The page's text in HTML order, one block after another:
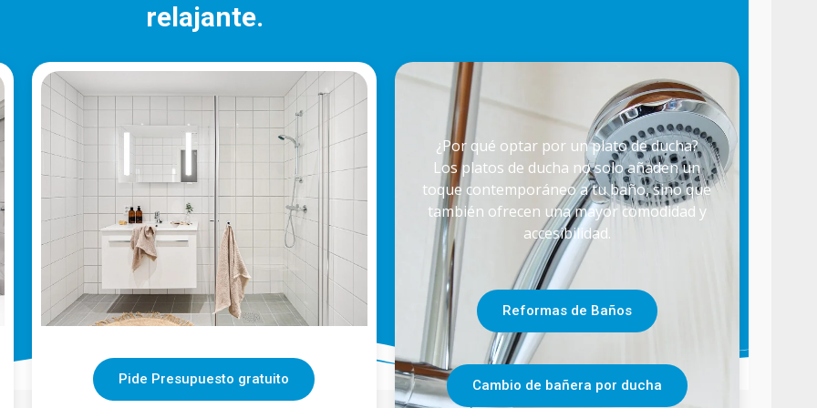
relajante.
Pide Presupuesto gratuito
¿Por qué optar por un plato de ducha?
Los platos de ducha no solo añaden un
toque contemporáneo a tu baño, sino que
también ofrecen una mayor comodidad y
accesibilidad.
Reformas de Baños
Cambio de bañera por ducha